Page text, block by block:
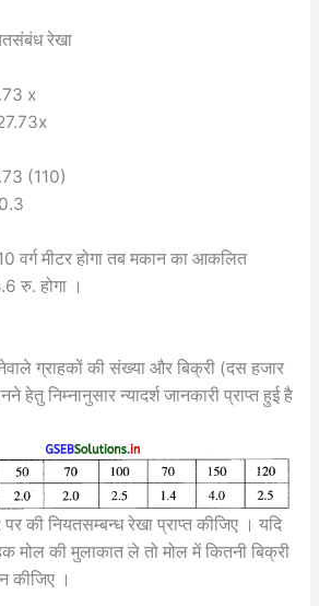
रेखा
x
(110)
वर्ग मीटर होगा तब मकान का आकलित
रु. होगा ।
ग्राहकों की संख्या और बिक्री (दस हजार
निम्नानुसार न्यादर्श जानकारी प्राप्त हुई है
की नियतसम्बन्ध रेखा प्राप्त कीजिए । यदि
मोल की मुलाकात ले तो मोल में कितनी बिक्री
कीजिए ।